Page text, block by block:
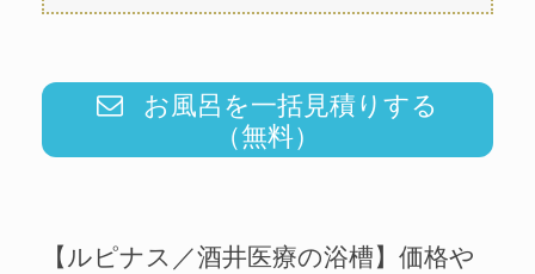
お風呂を一括見積りする
（無料）
【ルピナス／酒井医療の浴槽】価格や